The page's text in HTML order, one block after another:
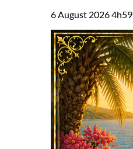
6 August 2026 4h59